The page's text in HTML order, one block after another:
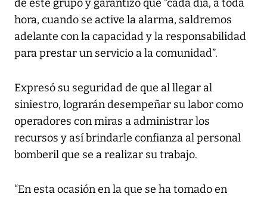
de este grupo y garantizó que “cada día, a toda
hora, cuando se active la alarma, saldremos
adelante con la capacidad y la responsabilidad
para prestar un servicio a la comunidad”.
Expresó su seguridad de que al llegar al
siniestro, lograrán desempeñar su labor como
operadores con miras a administrar los
recursos y así brindarle confianza al personal
bomberil que se a realizar su trabajo.
“En esta ocasión en la que se ha tomado en